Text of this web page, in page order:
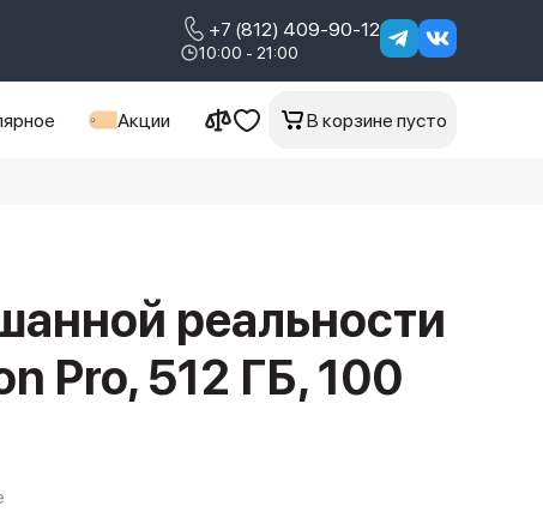
+7 (812) 409-90-12
10:00 - 21:00
Акции В корзине пусто
реальности
Pro, 512 ГБ, 100